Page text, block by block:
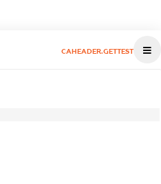
CAHEADER.GETTEST